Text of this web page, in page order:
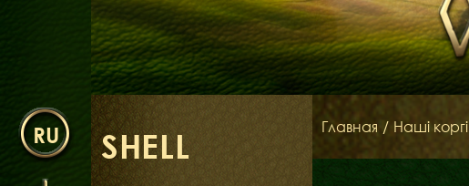
SHELL Главная / Наші коргі
RU
КОНТАКТИ